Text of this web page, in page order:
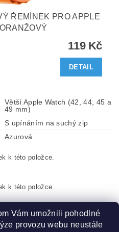
ŘEMÍNEK PRO APPLE
119 Kč
DETAIL
Větší Apple Watch (42, 44, 45 a
49 mm)
S upínáním na suchý zip
Azurová
k této položce.
k této položce.
Vám umožnili pohodlné
provozu webu neustále